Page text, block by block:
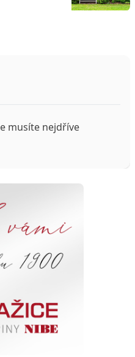
musíte nejdříve